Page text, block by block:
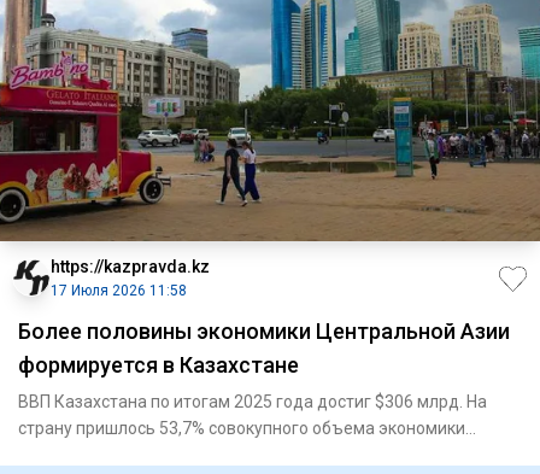
https://kazpravda.kz
17 Июля 2026 11:58
Более половины экономики Центральной Азии
формируется в Казахстане
ВВП Казахстана по итогам 2025 года достиг $306 млрд. На
страну пришлось 53,7% совокупного объема экономики